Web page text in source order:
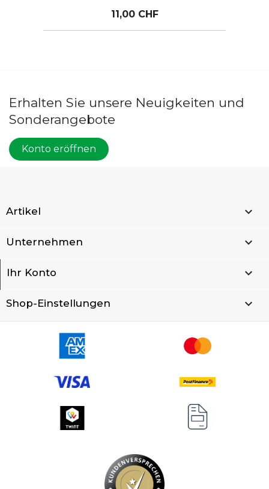
11,00 CHF
Erhalten Sie unsere Neuigkeiten und
Sonderangebote
Konto eröffnen
Artikel 
Unternehmen 
Ihr Konto 
Shop-Einstellungen keyboard_arrow_down